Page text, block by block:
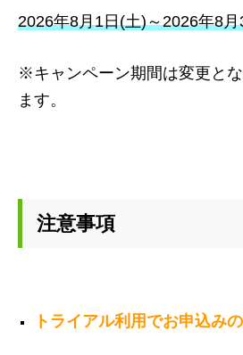
2026年8月1日(土)～2026年8
※キャンペーン期間は変更と
ます。
注意事項
トライアル利用でお申込み